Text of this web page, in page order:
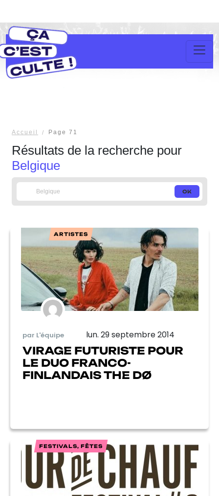
Accueil Page 71
Résultats de la recherche pour
Belgique
ARTISTES
par L'équipe lun. 29 septembre 2014
VIRAGE FUTURISTE POUR
LE DUO FRANCO-
FINLANDAIS THE DØ
FESTIVALS, FÊTES